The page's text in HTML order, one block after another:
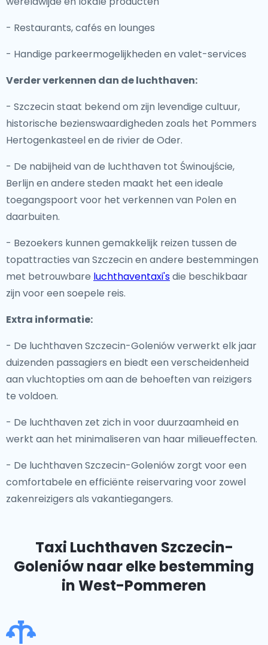
- Restaurants, cafés en lounges
- Handige parkeermogelijkheden en valet-services
Verder verkennen dan de luchthaven:
- Szczecin staat bekend om zijn levendige cultuur,
historische bezienswaardigheden zoals het Pommers
Hertogenkasteel en de rivier de Oder.
- De nabijheid van de luchthaven tot Świnoujście,
Berlijn en andere steden maakt het een ideale
toegangspoort voor het verkennen van Polen en
daarbuiten.
- Bezoekers kunnen gemakkelijk reizen tussen de
topattracties van Szczecin en andere bestemmingen
met betrouwbare luchthaventaxi'sdie beschikbaar
zijn voor een soepele reis.
Extra informatie:
- De luchthaven Szczecin-Goleniów verwerkt elk jaar
duizenden passagiers en biedt een verscheidenheid
aan vluchtopties om aan de behoeften van reizigers
te voldoen.
- De luchthaven zet zich in voor duurzaamheid en
werkt aan het minimaliseren van haar milieueffecten.
- De luchthaven Szczecin-Goleniów zorgt voor een
comfortabele en efficiënte reiservaring voor zowel
zakenreizigers als vakantiegangers.
Taxi Luchthaven Szczecin-
Goleniównaar elke bestemming
in West-Pommeren